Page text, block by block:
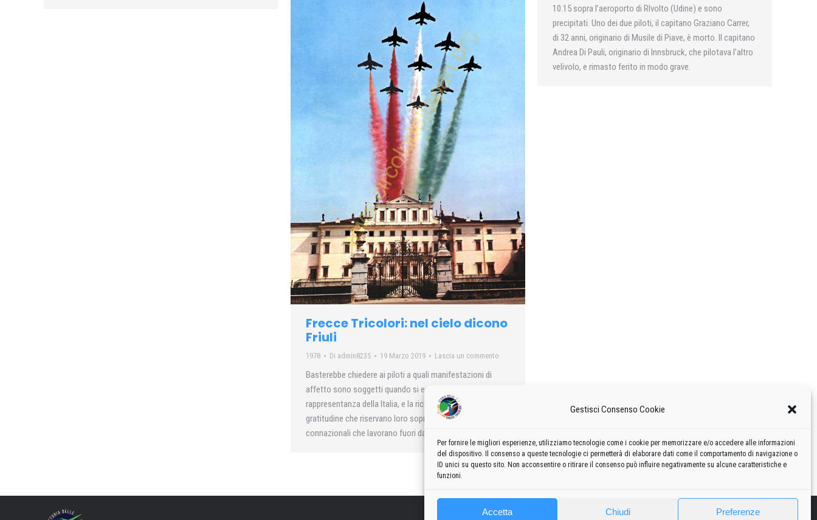
Gestisci Consenso Cookie
Per fornire le migliori esperienze, utilizziamo tecnologie come i cookie per memorizzare e/o accedere alle informazioni
del dispositivo. Il consenso a queste tecnologie ci permetterà di elaborare dati come il comportamento di navigazione o
ID unici su questo sito. Non acconsentire o ritirare il consenso può influire negativamente su alcune caratteristiche e
funzioni.
Accetta Chiudi Preferenze
10.15 sopra l’aeroporto di RIvolto (Udine) e sono
precipitati. Uno dei due piloti, il capitano Graziano Carrer,
di 32 anni, originario di Musile di Piave, è morto. Il capitano
Andrea Di Pauli, originario di Innsbruck, che pilotava l’altro
velivolo, e rimasto ferito in modo grave.
Frecce Tricolori: nel cielo dicono
Friuli
1978 Di admin8235 19 Marzo 2019 Lascia un commento
Basterebbe chiedere ai piloti a quali manifestazioni di
affetto sono soggetti quando si esibiscono all’estero in
rappresentanza della Italia, e la riconoscenza e la
gratitudine che riservano loro soprattutto i nostri
connazionali che lavorano fuori dai nostri confini.